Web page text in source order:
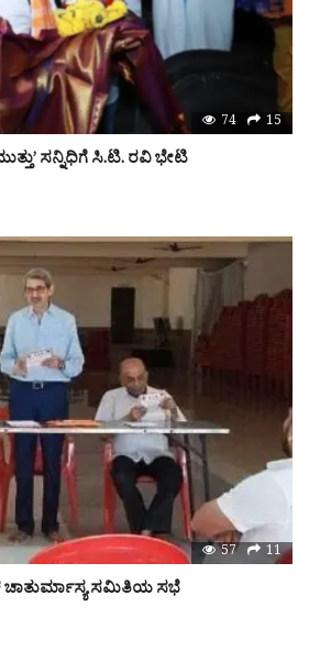
74 15
ಸನ್ನಿಧಿಗೆ ಸಿ.ಟಿ. ರವಿ ಭೇಟಿ
57 11
ಚಾತುರ್ಮಾಸ್ಯ ಸಮಿತಿಯ ಸಭೆ